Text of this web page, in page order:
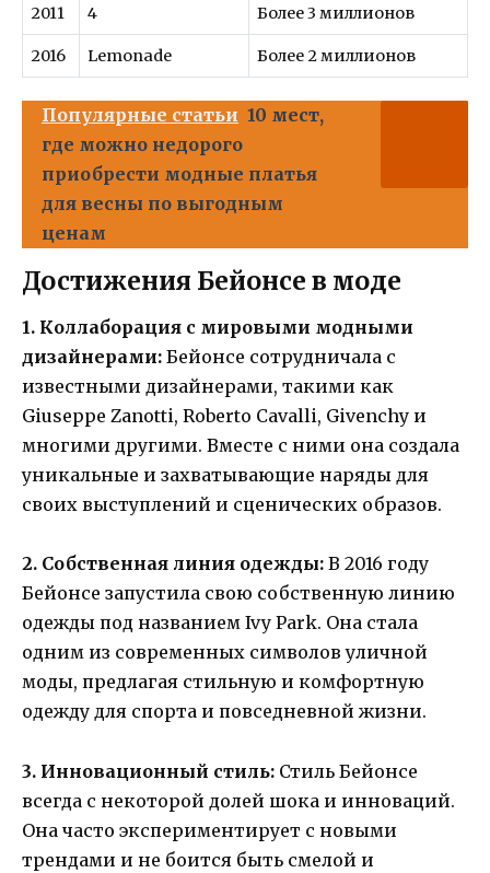
2011 4 Более 3 миллионов
2016 Lemonade Более 2 миллионов
Популярные статьи 10 мест,
где можно недорого
приобрести модные платья
для весны по выгодным
ценам
Достижения Бейонсе в моде
1. Коллаборация с мировыми модными
дизайнерами: Бейонсе сотрудничала с
известными дизайнерами, такими как
Giuseppe Zanotti, Roberto Cavalli, Givenchy и
многими другими. Вместе с ними она создала
уникальные и захватывающие наряды для
своих выступлений и сценических образов.
2. Собственная линия одежды: В 2016 году
Бейонсе запустила свою собственную линию
одежды под названием Ivy Park. Она стала
одним из современных символов уличной
моды, предлагая стильную и комфортную
одежду для спорта и повседневной жизни.
3. Инновационный стиль: Стиль Бейонсе
всегда с некоторой долей шока и инноваций.
Она часто экспериментирует с новыми
трендами и не боится быть смелой и